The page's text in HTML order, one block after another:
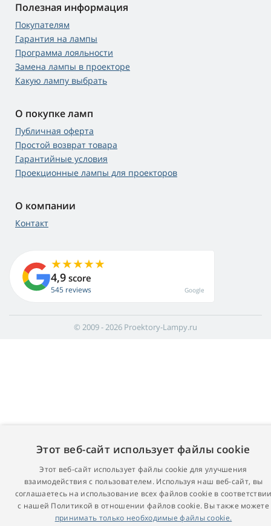
Полезная информация
Покупателям
Гарантия на лампы
Программа лояльности
Замена лампы в проекторе
Какую лампу выбрать
О покупке ламп
Публичная оферта
Простой возврат товара
Гарантийные условия
Проекционные лампы для проекторов
О компании
Контакт
4,9 score
545 reviews Google
© 2009 - 2026 Proektory-Lampy.ru
Этот веб-сайт использует файлы cookie
Этот веб-сайт использует файлы cookie для улучшения
взаимодействия с пользователем. Используя наш веб-сайт, вы
соглашаетесь на использование всех файлов cookie в
с нашей Политикой в ​​отношении файлов cookie. Вы также можете
принимать только необходимые файлы cookie.